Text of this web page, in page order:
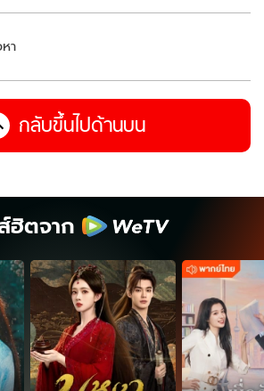
า
กลับขึ้นไปด้านบน
ฮิตจาก